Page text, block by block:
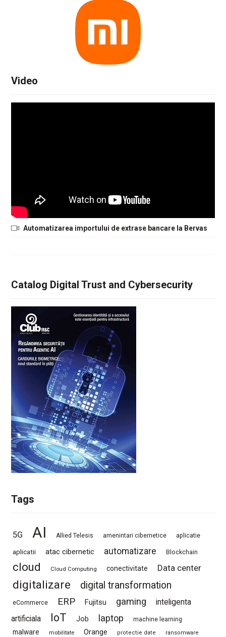
Video
Automatizarea importului de extrase bancare la Bervas
Catalog Digital Trust and Cybersecurity
Tags
5G AI Allied Telesis amenintari cibernetice aplicatie
aplicatii atac cibernetic automatizare Blockchain
cloud Cloud Computing conectivitate Data center
digitalizare digital transformation
eCommerce ERP Fujitsu gaming
inteligenta
artificiala
IoT Job laptop machine learning
malware mobilitate Orange protectie date ransomware